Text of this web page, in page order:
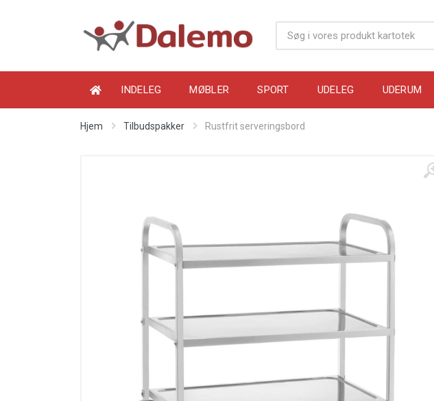
INDELEG MØBLER SPORT UDELEG UDERUM
Hjem Tilbudspakker Rustfrit serveringsbord